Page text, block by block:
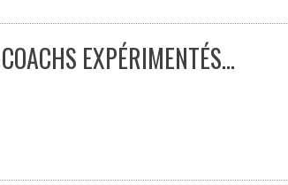
EXPÉRIMENTÉS…